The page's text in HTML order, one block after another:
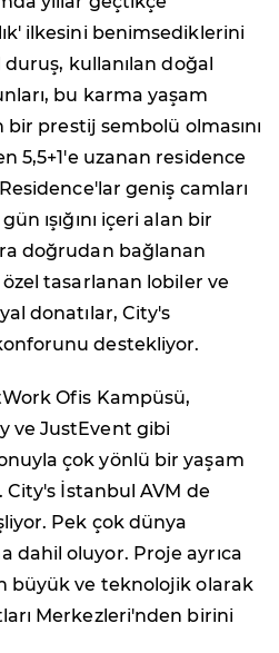
ilkesini benimsediklerini
kullanılan doğal
bu karma yaşam
prestij sembolü olmasını
5,5+1'e uzanan residence
geniş camları
ışığını içeri alan bir
doğrudan bağlanan
tasarlanan lobiler ve
donatılar, City's
destekliyor.
Ofis Kampüsü,
ve JustEvent gibi
çok yönlü bir yaşam
İstanbul AVM de
Pek çok dünya
dahil oluyor. Proje ayrıca
büyük ve teknolojik olarak
Merkezleri'nden birini